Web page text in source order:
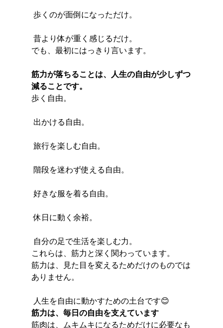
歩くのが面倒になっただけ。
昔より体が重く感じるだけ。
でも、最初にはっきり言います。
筋力が落ちることは、人生の自由が少しずつ
減ることです。
歩く自由。
出かける自由。
旅行を楽しむ自由。
階段を迷わず使える自由。
好きな服を着る自由。
休日に動く余裕。
自分の足で生活を楽しむ力。
これらは、筋力と深く関わっています。
筋力は、見た目を変えるためだけのものでは
ありません。
人生を自由に動かすための土台です😊
筋力は、毎日の自由を支えています
筋肉は、ムキムキになるためだけに必要なも